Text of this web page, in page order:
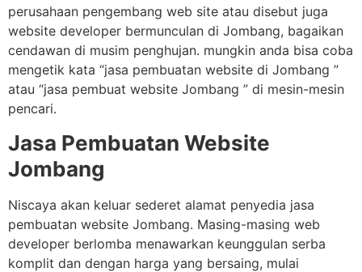
perusahaan pengembang web site atau disebut juga
website developer bermunculan di Jombang, bagaikan
cendawan di musim penghujan. mungkin anda bisa coba
mengetik kata “jasa pembuatan website di Jombang ”
atau “jasa pembuat website Jombang ” di mesin-mesin
pencari.
Jasa Pembuatan Website
Jombang
Niscaya akan keluar sederet alamat penyedia jasa
pembuatan website Jombang. Masing-masing web
developer berlomba menawarkan keunggulan serba
komplit dan dengan harga yang bersaing, mulai